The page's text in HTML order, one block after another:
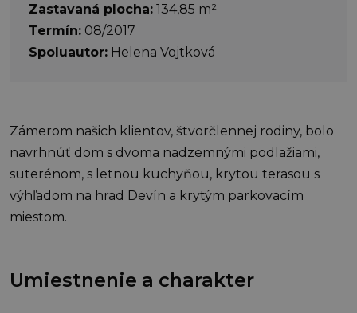
Zastavaná plocha: 134,85 m²
Termín: 08/2017
Spoluautor: Helena Vojtková
Zámerom našich klientov, štvorčlennej rodiny, bolo
navrhnúť dom s dvoma nadzemnými podlažiami,
suterénom, s letnou kuchyňou, krytou terasou s
výhľadom na hrad Devín a krytým parkovacím
miestom.
Umiestnenie a charakter